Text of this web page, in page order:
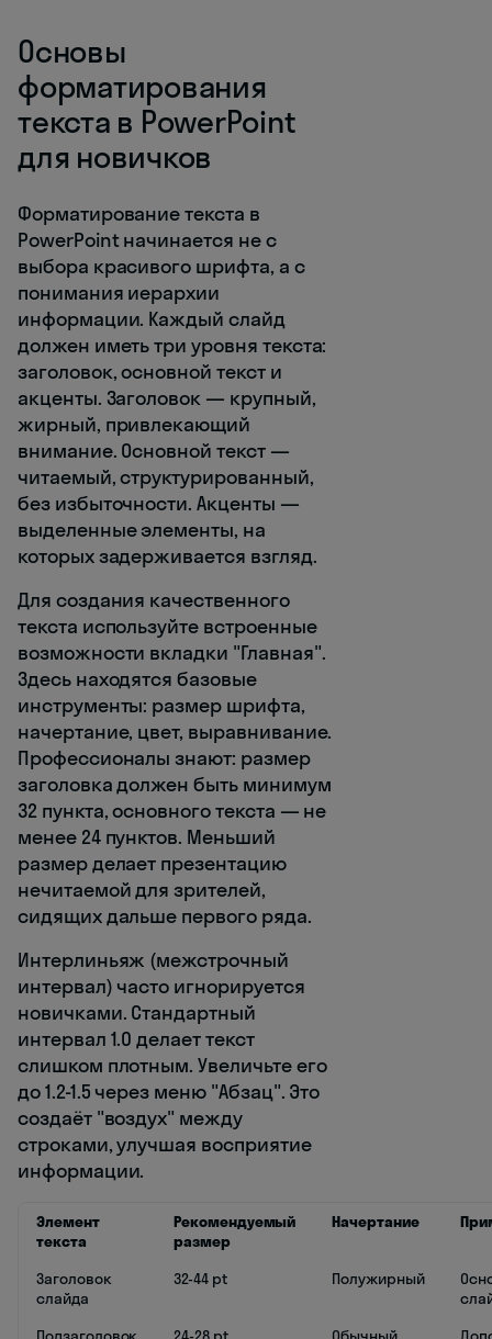
Основы
форматирования
текста в PowerPoint
для новичков
Форматирование текста в
PowerPoint начинается не с
выбора красивого шрифта, а с
понимания иерархии
информации. Каждый слайд
должен иметь три уровня текста:
заголовок, основной текст и
акценты. Заголовок — крупный,
жирный, привлекающий
внимание. Основной текст —
читаемый, структурированный,
без избыточности. Акценты —
выделенные элементы, на
которых задерживается взгляд.
Для создания качественного
текста используйте встроенные
возможности вкладки "Главная".
Здесь находятся базовые
инструменты: размер шрифта,
начертание, цвет, выравнивание.
Профессионалы знают: размер
заголовка должен быть минимум
32 пункта, основного текста — не
менее 24 пунктов. Меньший
размер делает презентацию
нечитаемой для зрителей,
сидящих дальше первого ряда.
Интерлиньяж (межстрочный
интервал) часто игнорируется
новичками. Стандартный
интервал 1.0 делает текст
слишком плотным. Увеличьте его
до 1.2-1.5 через меню "Абзац". Это
создаёт "воздух" между
строками, улучшая восприятие
информации.
Элемент
текста
Рекомендуемый
размер
Начертание
Заголовок
слайда
32-44 pt Полужирный